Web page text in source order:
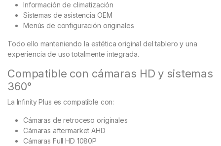
Información de climatización
Sistemas de asistencia OEM
Menús de configuración originales
Todo ello manteniendo la estética original del tablero y una
experiencia de uso totalmente integrada.
Compatible con cámaras HD y sistemas
360°
La Infinity Plus es compatible con:
Cámaras de retroceso originales
Cámaras aftermarket AHD
Cámaras Full HD 1080P